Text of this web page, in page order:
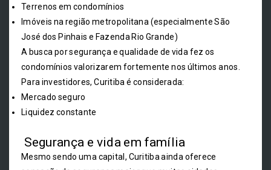
Terrenos em condomínios
Imóveis na região metropolitana (especialmente São
José dos Pinhais e Fazenda Rio Grande)
A busca por segurança e qualidade de vida fez os
condomínios valorizarem fortemente nos últimos anos.
Para investidores, Curitiba é considerada:
Mercado seguro
Liquidez constante
Segurança e vida em família
Mesmo sendo uma capital, Curitiba ainda oferece